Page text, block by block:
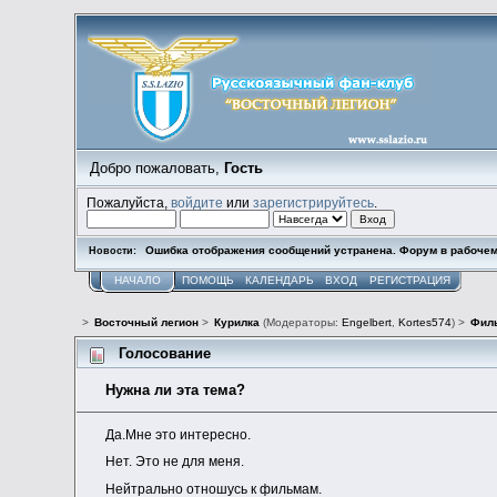
Добро пожаловать, Гость
Пожалуйста,войдите илизарегистрируйтесь
Новости: Ошибка отображения сообщений устранена. Форум в
НАЧАЛО ПОМОЩЬ КАЛЕНДАРЬ ВХОД РЕГИСТРАЦИЯ
> Восточный легион> Курилка (Модераторы: Engelbert, Kortes574) >
Голосование
Нужна ли эта тема?
Да.Мне это интересно.
Нет. Это не для меня.
Нейтрально отношусь к фильмам.